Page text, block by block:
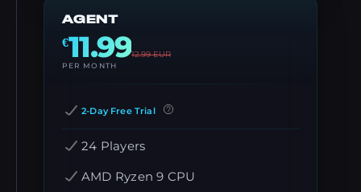
AGENT
€11.9912.99EUR
PER MONTH
2-Day Free Trial
24 Players
AMD Ryzen 9 CPU